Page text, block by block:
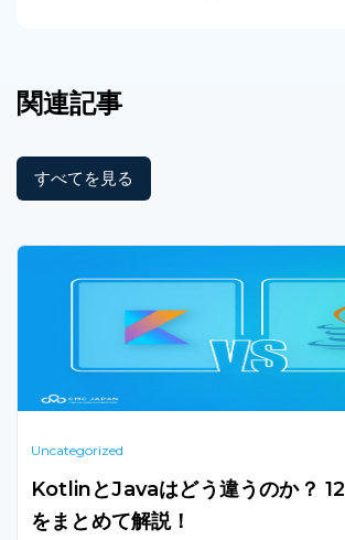
関連記事
すべてを見る
Uncategorized
KotlinとJavaはどう違うのか？
をまとめて解説！